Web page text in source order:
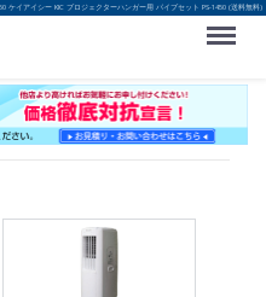
ケイアイシー KIC プロジェクターハンガー用 パイプセット PS-1450 (送料無料)
Menu